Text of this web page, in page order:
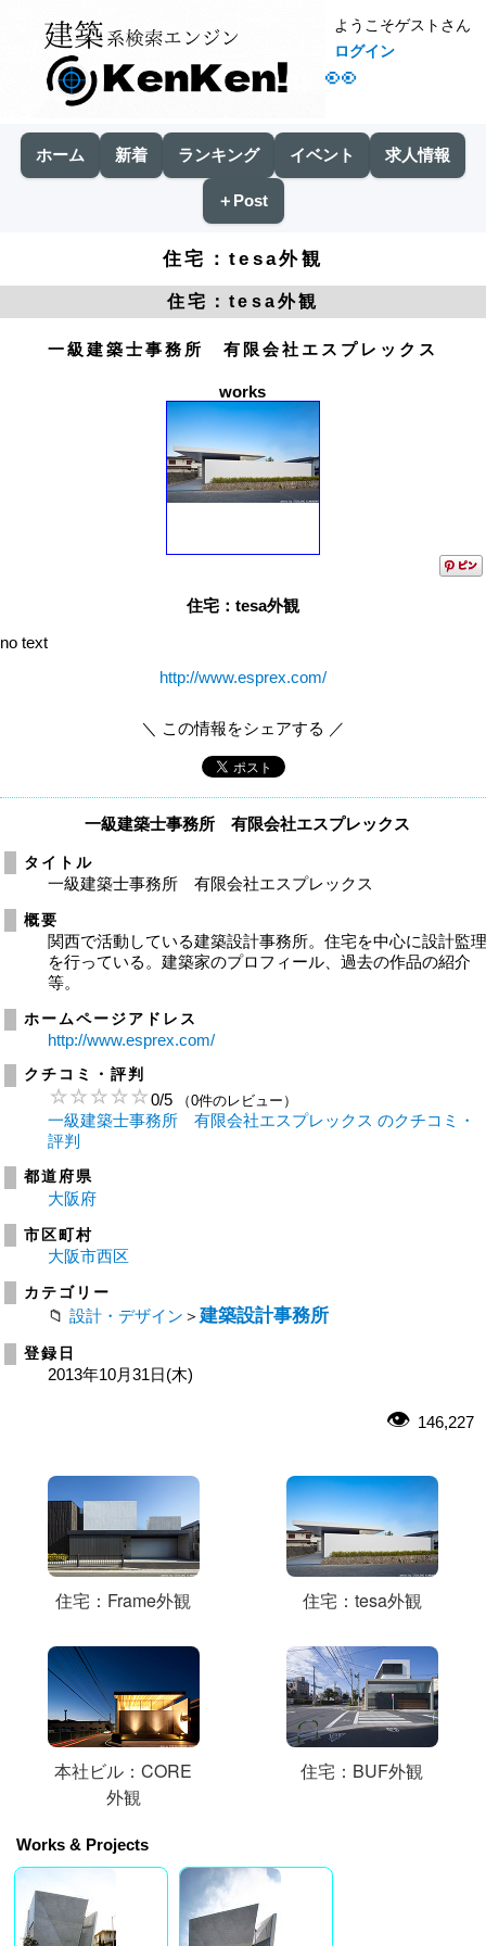
👀
ようこそゲストさん
ログイン
ホーム 新着 ランキング イベント 求人情報
＋Post
住宅：tesa外観
住宅：tesa外観
一級建築士事務所 有限会社エスプレックス
works
住宅：tesa外観
no text
http://www.esprex.com/
＼ この情報をシェアする ／
一級建築士事務所 有限会社エスプレックス
タイトル
一級建築士事務所 有限会社エスプレックス
概要
関西で活動している建築設計事務所。住宅を中心に設計監
を行っている。建築家のプロフィール、過去の作品の紹介
等。
ホームページアドレス
http://www.esprex.com/
クチコミ・評判
0/5 （0件のレビュー）
一級建築士事務所 有限会社エスプレックス のクチコミ・
評判
都道府県
大阪府
市区町村
大阪市西区
カテゴリー
設計・デザイン ＞ 建築設計事務所
登録日
2013年10月31日(木)
146,227
住宅：Frame外観 住宅：tesa外観
本社ビル：CORE
外観
住宅：BUF外観
Works & Projects